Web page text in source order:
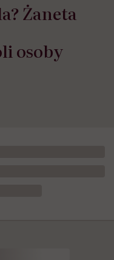
Żaneta
osoby